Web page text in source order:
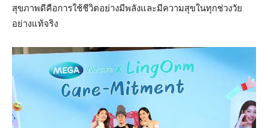
สุขภาพดีคือการใช้ชีวิตอย่างมีพลังและมีความสุขในทุกช่วงวัย
อย่างแท้จริง